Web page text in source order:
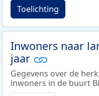
Toelichting
Inwoners naar
jaar
Gegevens over de
inwoners in de buurt